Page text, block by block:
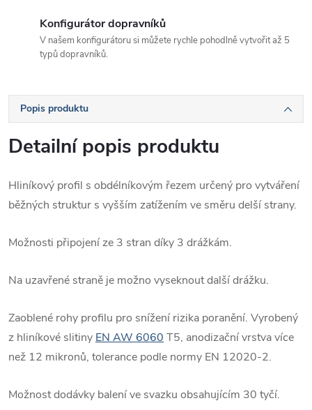
Konfigurátor dopravníků
V našem konfigurátoru si můžete rychle pohodlně vytvořit až 5
typů dopravníků.
Popis produktu
Detailní popis produktu
Hliníkový profil s obdélníkovým řezem určený pro vytváření
běžných struktur s vyšším zatížením ve směru delší strany.
Možnosti připojení ze 3 stran díky 3 drážkám.
Na uzavřené straně je možno vyseknout další drážku.
Zaoblené rohy profilu pro snížení rizika poranění. Vyrobený
z hliníkové slitiny EN AW 6060 T5, anodizační vrstva více
než 12 mikronů, tolerance podle normy EN 12020-2.
Možnost dodávky balení ve svazku obsahujícím 30 tyčí.